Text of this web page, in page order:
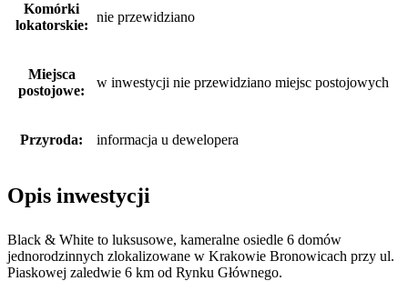
Komórki
lokatorskie:
nie przewidziano
Miejsca
postojowe:
w inwestycji nie przewidziano miejsc postojowych
Przyroda: informacja u dewelopera
Opis inwestycji
Black & White to luksusowe, kameralne osiedle 6 domów
jednorodzinnych zlokalizowane w Krakowie Bronowicach przy ul.
Piaskowej zaledwie 6 km od Rynku Głównego.